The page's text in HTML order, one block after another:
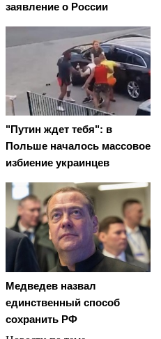
заявление о России
"Путин ждет тебя": в
Польше началось массовое
избиение украинцев
Медведев назвал
единственный способ
сохранить РФ